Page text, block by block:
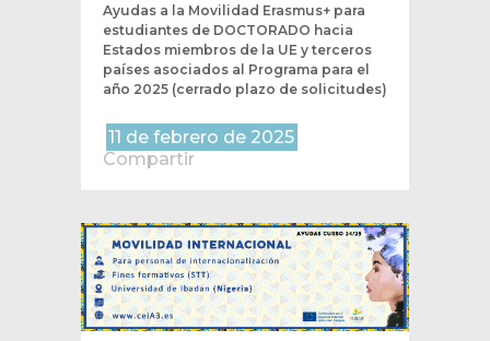
Ayudas a la Movilidad Erasmus+ para
estudiantes de DOCTORADO hacia
Estados miembros de la UE y terceros
países asociados al Programa para el
año 2025 (cerrado plazo de solicitudes)
11 de febrero de 2025
Compartir